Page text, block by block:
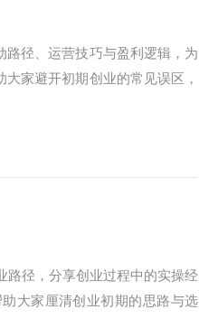
径、运营技巧与盈利逻辑，为
家避开初期创业的常见误区，
路径，分享创业过程中的实操经
大家厘清创业初期的思路与选